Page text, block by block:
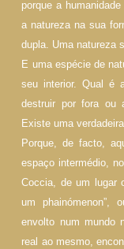
porque a
a natureza na sua
dupla. Uma natureza
E uma espécie de
seu interior. Qual é
destruir por fora ou
Existe uma
Porque, de facto,
espaço intermédio,
Coccia, de um lugar
um phainómenon”,
envolto num mundo
real ao mesmo,